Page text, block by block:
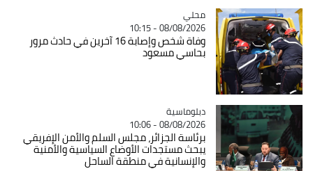
Catégorie
محلي
08/08/2026 - 10:15
وفاة شخص وإصابة 16 آخرين في حادث مرور
بحاسي مسعود
Catégorie
دبلوماسية
08/08/2026 - 10:06
برئاسة الجزائر، مجلس السلم والأمن الإفريقي
يبحث مستجدات الأوضاع السياسية والأمنية
والإنسانية في منطقة الساحل